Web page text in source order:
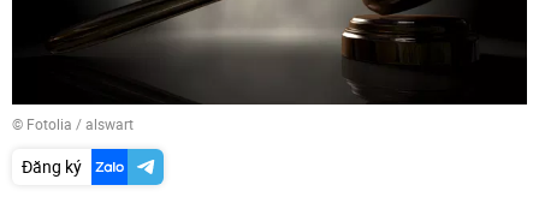
© Fotolia / alswart
Đăng ký